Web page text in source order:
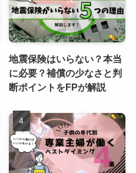
地震保険はいらない？本当
に必要？補償の少なさと判
断ポイントをFPが解説